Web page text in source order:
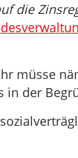
die
müsse
in der